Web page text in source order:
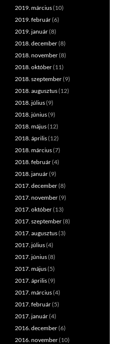
2019. március(10)
2019. február(6)
2019. január(8)
2018. december(8)
2018. november(8)
2018. október(11)
2018. szeptember(9)
2018. augusztus(12)
2018. július(9)
2018. június(9)
2018. május(12)
2018. április(12)
2018. március(7)
2018. február(4)
2018. január(9)
2017. december(8)
2017. november(9)
2017. október(13)
2017. szeptember(8)
2017. augusztus(3)
2017. július(4)
2017. június(8)
2017. május(5)
2017. április(9)
2017. március(4)
2017. február(5)
2017. január(4)
2016. december(6)
2016. november(10)